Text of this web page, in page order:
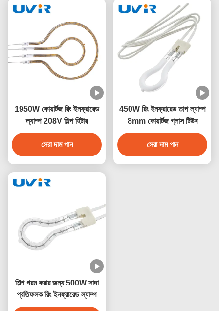
1950W কোয়ার্টজ রিং ইনফ্রারেড
ল্যাম্প 208V শিল্প হিটার
সেরা দাম পান
450W রিং ইনফ্রারেড তাপ ল্যাম্প
8mm কোয়ার্টজ গ্লাস টিউব
সেরা দাম পান
শিল্প গরম করার জন্য 500W সাদা
প্রতিফলক রিং ইনফ্রারেড ল্যাম্প